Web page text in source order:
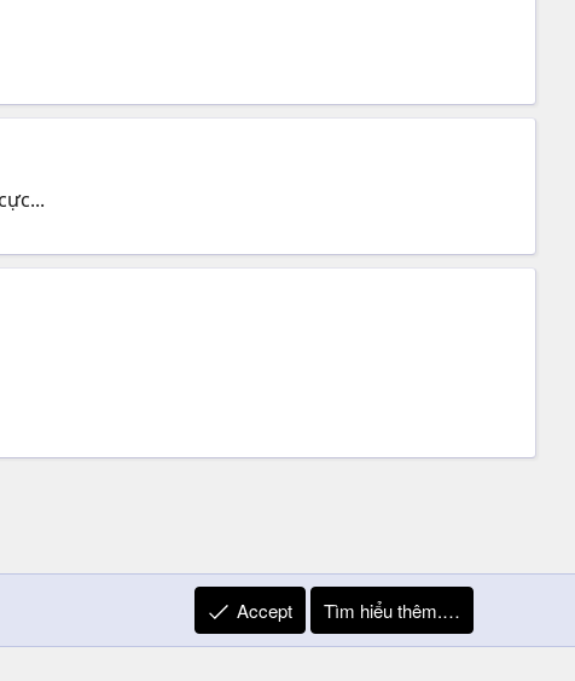
Quy định và Nội quy Privacy Policy Trợ giúp
S
Accept Tìm hiểu thêm.…